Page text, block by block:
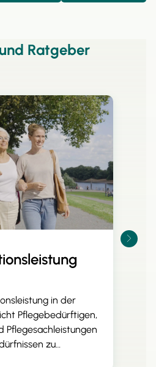
Ratgeber
in der
Pflegebedürftigen,
Pflegesachleistungen
zu